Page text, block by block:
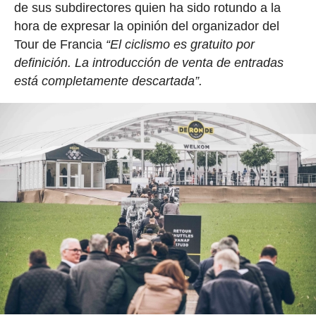
de sus subdirectores quien ha sido rotundo a la
hora de expresar la opinión del organizador del
Tour de Francia“El ciclismo es gratuito por
definición. La introducción de venta de entradas
está completamente descartada”.